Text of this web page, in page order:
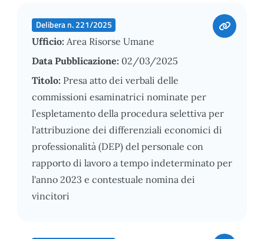
Delibera n. 221/2025
Ufficio: Area Risorse Umane
Data Pubblicazione: 02/03/2025
Titolo: Presa atto dei verbali delle
commissioni esaminatrici nominate per
l’espletamento della procedura selettiva per
l'attribuzione dei differenziali economici di
professionalità (DEP) del personale con
rapporto di lavoro a tempo indeterminato per
l'anno 2023 e contestuale nomina dei
vincitori